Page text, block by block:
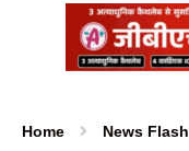
Home News Flash